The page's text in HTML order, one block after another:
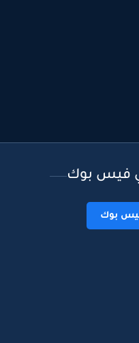
فيس بوك
بوك